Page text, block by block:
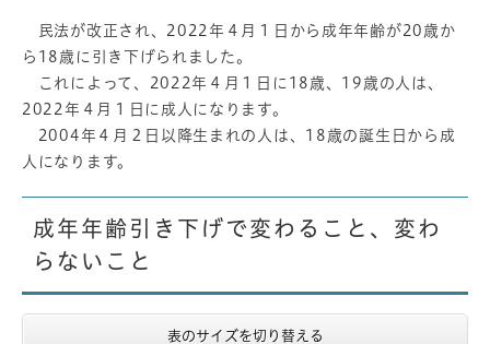
民法が改正され、2022年４月１日から成年年齢が20歳か
ら18歳に引き下げられました。
これによって、2022年４月１日に18歳、19歳の人は、
2022年４月１日に成人になります。
2004年４月２日以降生まれの人は、18歳の誕生日から成
人になります。
成年年齢引き下げで変わること、変わ
らないこと
表のサイズを切り替える